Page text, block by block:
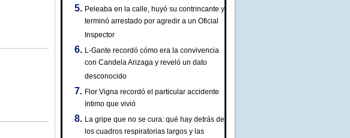
Peleaba en la calle, huyó su contrincante y
terminó arrestado por agredir a un Oficial
Inspector
L-Gante recordó cómo era la convivencia
con Candela Arizaga y reveló un dato
desconocido
Flor Vigna recordó el particular accidente
íntimo que vivió
La gripe que no se cura: qué hay detrás de
los cuadros respiratorias largos y las